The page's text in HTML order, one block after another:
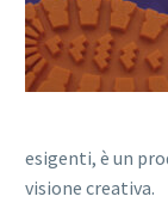
esigenti, è un
visione creativa.